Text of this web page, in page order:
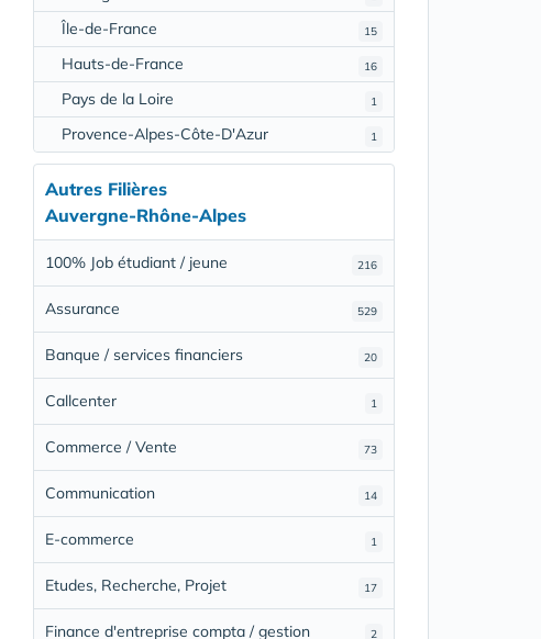
15
Île-de-France
16
Hauts-de-France
1
Pays de la Loire
1
Provence-Alpes-Côte-D'Azur
Autres Filières
Auvergne-Rhône-Alpes
216
100% Job étudiant / jeune
529
Assurance
20
Banque / services financiers
1
Callcenter
73
Commerce / Vente
14
Communication
1
E-commerce
17
Etudes, Recherche, Projet
2
Finance d'entreprise compta / gestion